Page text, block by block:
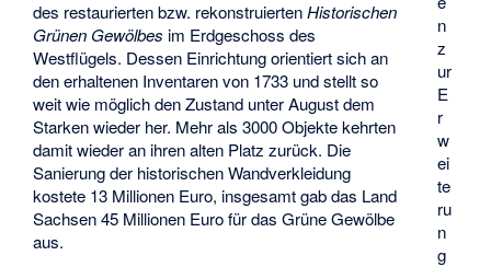
n
z
ur
E
r
w
ei
te
ru
n
g
des restaurierten bzw. rekonstruiertenHistorischen
Grünen Gewölbes im Erdgeschoss des
Westflügels. Dessen Einrichtung orientiert sich an
den erhaltenen Inventaren von 1733 und stellt so
weit wie möglich den Zustand unter August dem
Starken wieder her. Mehr als 3000 Objekte kehrten
damit wieder an ihren alten Platz zurück. Die
Sanierung der historischen Wandverkleidung
kostete 13 Millionen Euro, insgesamt gab das Land
Sachsen 45 Millionen Euro für das Grüne Gewölbe
aus.